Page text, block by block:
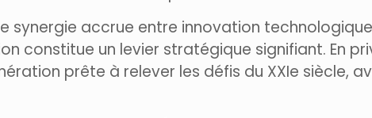
synergie accrue entre innovation
constitue un levier stratégique signifiant. En
prête à relever les défis du XXIe siècle,